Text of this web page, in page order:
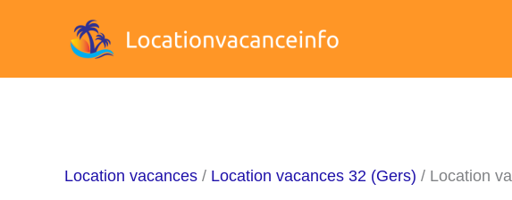
Location vacances / Location vacances 32 (Gers) / Location